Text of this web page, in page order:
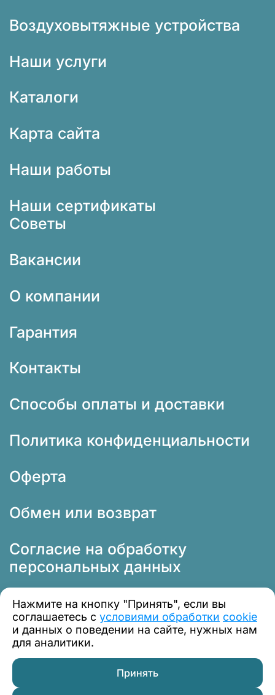
Воздуховытяжные устройства
Наши услуги
Каталоги
Карта сайта
Наши работы
Наши сертификаты
Советы
Вакансии
О компании
Гарантия
Контакты
Способы оплаты и доставки
Политика конфиденциальности
Оферта
Обмен или возврат
Согласие на обработку
персональных данных
© 2012 — 2026 Профклимат
Нажмите на кнопку "Принять", если вы
соглашаетесь с условиями обработки cookie
и данных о поведении на сайте, нужных нам
для аналитики.
Принять